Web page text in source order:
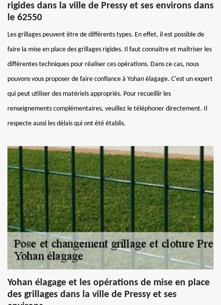
rigides dans la ville de Pressy et ses environs dans
le 62550
Les grillages peuvent être de différents types. En effet, il est possible de
faire la mise en place des grillages rigides. Il faut connaître et maîtriser les
différentes techniques pour réaliser ces opérations. Dans ce cas, nous
pouvons vous proposer de faire confiance à Yohan élagage. C'est un expert
qui peut utiliser des matériels appropriés. Pour recueillir les
renseignements complémentaires, veuillez le téléphoner directement. Il
respecte aussi les délais qui ont été établis.
Yohan élagage et les opérations de mise en place
des grillages dans la ville de Pressy et ses